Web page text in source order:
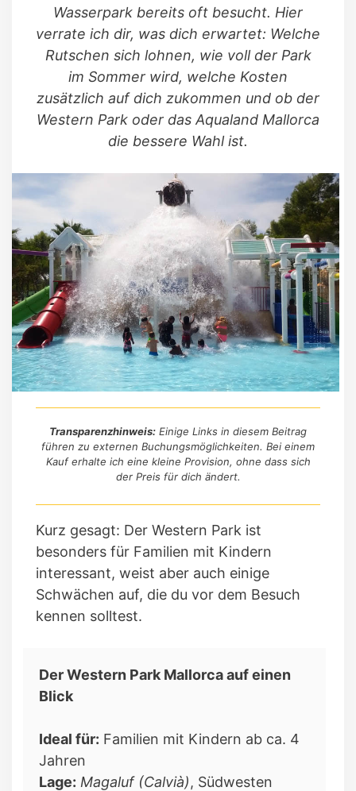
Wasserpark bereits oft besucht. Hier
verrate ich dir, was dich erwartet: Welche
Rutschen sich lohnen, wie voll der Park
im Sommer wird, welche Kosten
zusätzlich auf dich zukommen und ob der
Western Park oder das Aqualand Mallorca
die bessere Wahl ist.
Transparenzhinweis: Einige Links in diesem Beitrag
führen zu externen Buchungsmöglichkeiten. Bei einem
Kauf erhalte ich eine kleine Provision, ohne dass sich
der Preis für dich ändert.
Kurz gesagt: Der Western Park ist
besonders für Familien mit Kindern
interessant, weist aber auch einige
Schwächen auf, die du vor dem Besuch
kennen solltest.
Der Western Park Mallorca auf einen
Blick
Ideal für: Familien mit Kindern ab ca. 4
Jahren
Lage: Magaluf (Calvià), Südwesten